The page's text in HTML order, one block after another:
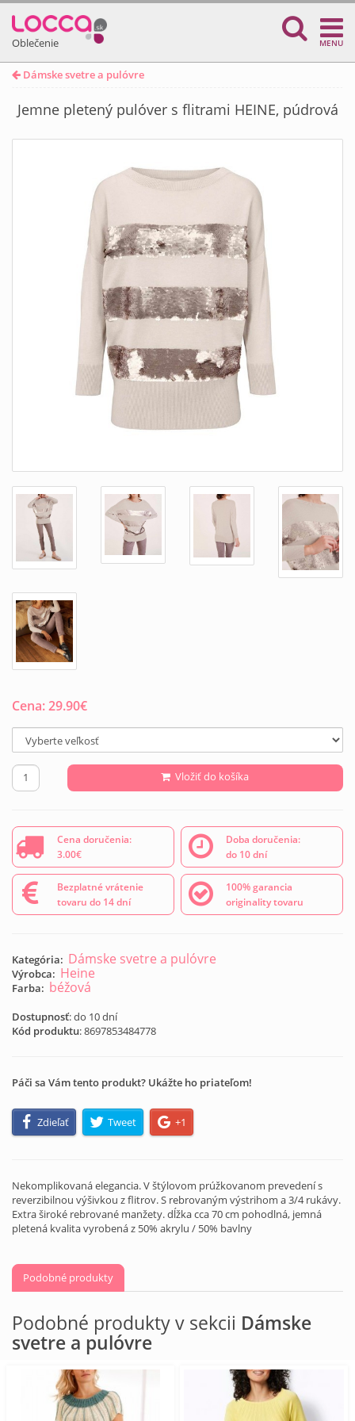
Oblečenie MENU
Dámske svetre a pulóvre
Jemne pletený pulóver s flitrami HEINE, púdrová
Cena:29.90€
Vložiť do košíka
Cena doručenia:
3.00€
Doba doručenia:
do 10 dní
Bezplatné vrátenie
tovaru do 14 dní
100% garancia
originality tovaru
Kategória: Dámske svetre a pulóvre
Výrobca: Heine
Farba: béžová
Dostupnosť: do 10 dní
Kód produktu:8697853484778
Páči sa Vám tento produkt? Ukážte ho priateľom!
Zdieľať Tweet +1
Nekomplikovaná elegancia. V štýlovom prúžkovanom prevedení s
reverzibilnou výšivkou z flitrov. S rebrovaným výstrihom a 3/4 rukávy.
Extra široké rebrované manžety. dĺžka cca 70 cm pohodlná, jemná
pletená kvalita vyrobená z 50% akrylu / 50% bavlny
Podobné produkty
Podobné produkty v sekcii Dámske
svetre a pulóvre